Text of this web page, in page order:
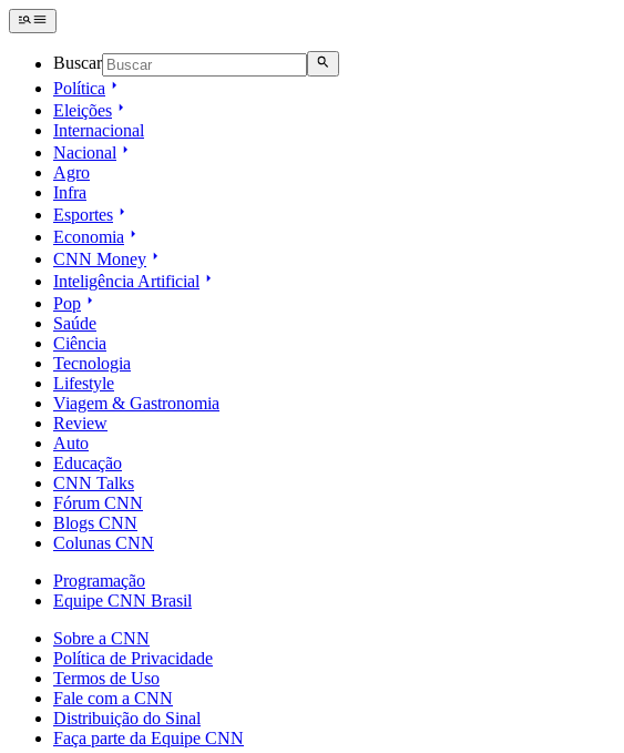
Buscar
Política
Eleições
Internacional
Nacional
Agro
Infra
Esportes
Economia
CNN Money
Inteligência Artificial
Pop
Saúde
Ciência
Tecnologia
Lifestyle
Viagem & Gastronomia
Review
Auto
Educação
CNN Talks
Fórum CNN
Blogs CNN
Colunas CNN
Programação
Equipe CNN Brasil
Sobre a CNN
Política de Privacidade
Termos de Uso
Fale com a CNN
Distribuição do Sinal
Faça parte da Equipe CNN